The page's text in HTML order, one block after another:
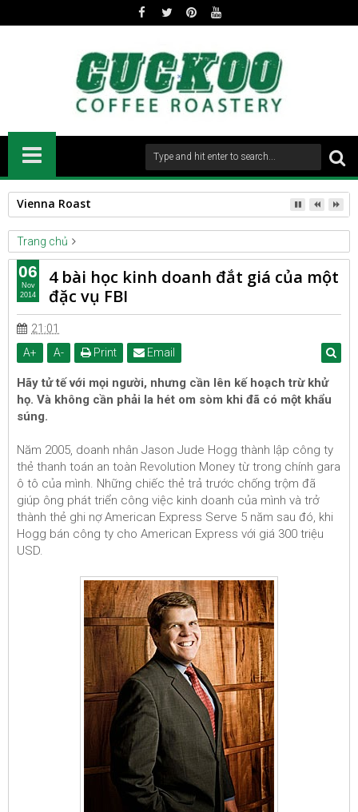
Vienna Roast
Trang chủ
CAFESTORY
ENTREPRENEUR
4 bài học kinh doanh đắt giá của một đặc vụ FBI
4 bài học kinh doanh đắt giá của một
đặc vụ FBI
21:01
A+ A- Print Email
Hãy tử tế với mọi người, nhưng cần lên kế hoạch trừ khử
họ. Và không cần phải la hét om sòm khi đã có một khẩu
súng.
Năm 2005, doanh nhân Jason Jude Hogg thành lập công ty
thẻ thanh toán an toàn Revolution Money từ trong chính gara
ô tô của mình. Những chiếc thẻ trả trước chống trộm đã
giúp ông phát triển công việc kinh doanh của mình và trở
thành thẻ ghi nợ American Express Serve 5 năm sau đó, khi
Hogg bán công ty cho American Express với giá 300 triệu
USD.
06
Nov
2014